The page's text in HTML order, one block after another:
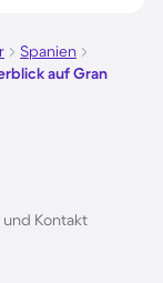
Spanien
auf Gran
Kontakt